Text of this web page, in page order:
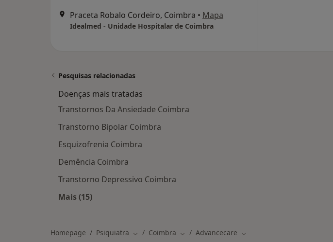
Praceta Robalo Cordeiro, Coimbra • Mapa
Idealmed - Unidade Hospitalar de Coimbra
Pesquisas relacionadas
Doenças mais tratadas
Transtornos Da Ansiedade Coimbra
Transtorno Bipolar Coimbra
Esquizofrenia Coimbra
Demência Coimbra
Transtorno Depressivo Coimbra
Mais (15)
Homepage Psiquiatra Mudar de cidade
Coimbra Mudar de cidade
Advancecare Mudar de cidade